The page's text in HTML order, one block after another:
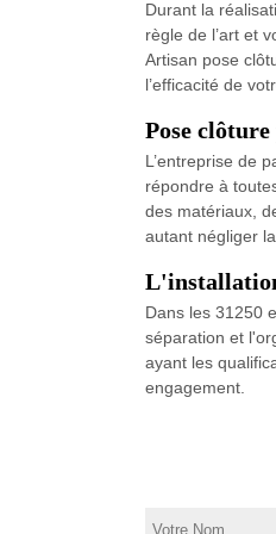
Durant la
règle de l’art et
Artisan pose
l’efficacité de
Pose
L’entreprise de
répondre à
des matériaux,
autant négliger
Dans les 31250
séparation et
ayant les
engagement.